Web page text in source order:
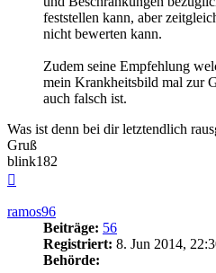
feststellen kann, aber
nicht bewerten kann.
Zudem seine Empfehlung
mein Krankheitsbild mal zur
auch falsch ist.
Was ist denn bei dir letztendlich
Gruß
blink182
ramos96
Beiträge: 56
Registriert: 8. Jun 2014,
Behörde: